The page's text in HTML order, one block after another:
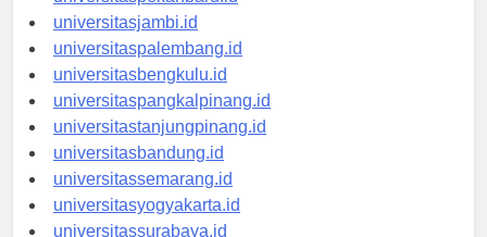
universitaspekanbaru.id
universitasjambi.id
universitaspalembang.id
universitasbengkulu.id
universitaspangkalpinang.id
universitastanjungpinang.id
universitasbandung.id
universitassemarang.id
universitasyogyakarta.id